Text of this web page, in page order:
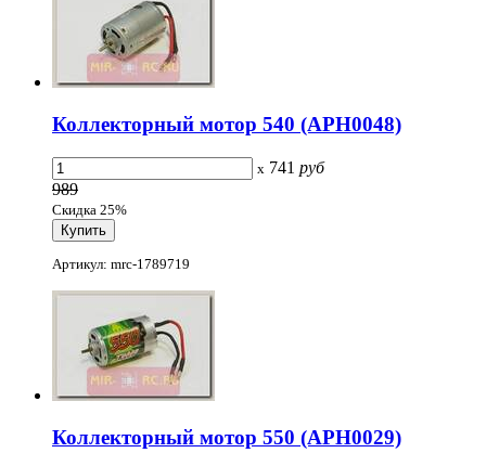
Коллекторный мотор 540 (APH0048)
x 741 руб
989
Скидка 25%
Артикул: mrc-1789719
Коллекторный мотор 550 (APH0029)